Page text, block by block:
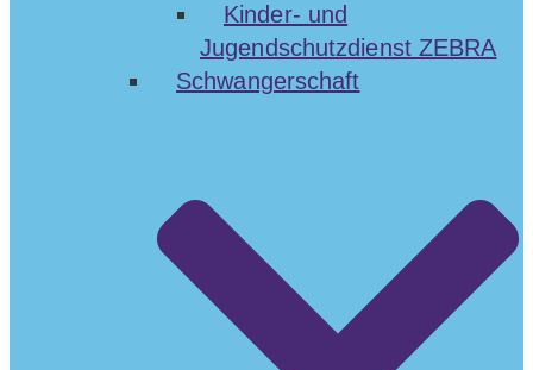
Kinder- und
Jugendschutzdienst ZEBRA
Schwangerschaft